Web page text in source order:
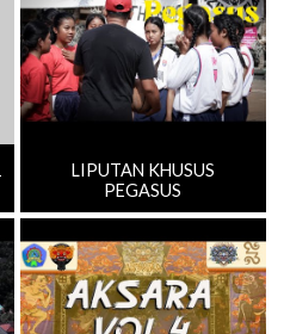
LIPUTAN KHUSUS
PEGASUS